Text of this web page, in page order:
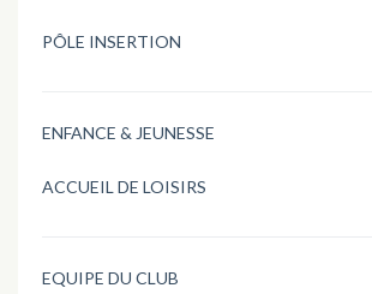
PÔLE INSERTION
ENFANCE & JEUNESSE
ACCUEIL DE LOISIRS
EQUIPE DU CLUB